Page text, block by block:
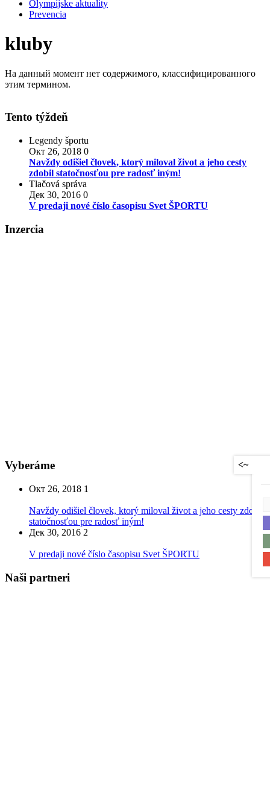
Olympíjske aktuality
Prevencia
kluby
На данный момент нет содержимого, классифицированного
этим термином.
Tento týždeň
Legendy športu
Окт 26, 2018 0
Navždy odišiel človek, ktorý miloval život a jeho cesty
zdobil statočnosťou pre radosť iným!
Tlačová správa
Дек 30, 2016 0
V predaji nové číslo časopisu Svet ŠPORTU
Inzercia
Vyberáme
Окт 26, 2018 1
Navždy odišiel človek, ktorý miloval život a jeho cesty zdobil
statočnosťou pre radosť iným!
Дек 30, 2016 2
V predaji nové číslo časopisu Svet ŠPORTU
Naši partneri
<~